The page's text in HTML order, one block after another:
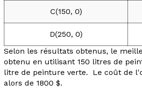
C(150, 0)
D(250, 0)
Selon les résultats obtenus, le
obtenu en utilisant 150 litres de
litre de peinture verte. Le coût de
alors de 1800 $.